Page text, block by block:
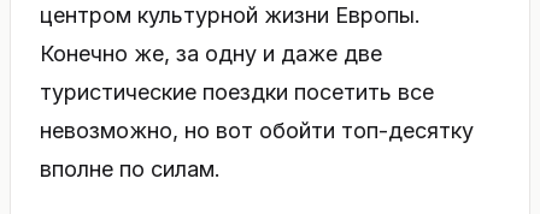
центром культурной жизни Европы.
Конечно же, за одну и даже две
туристические поездки посетить все
невозможно, но вот обойти топ-десятку
вполне по силам.